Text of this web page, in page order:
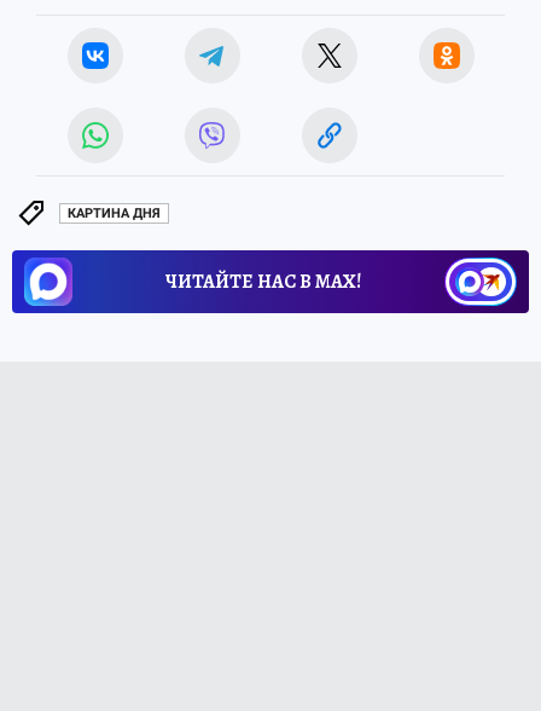
КАРТИНА ДНЯ
ЧИТАЙТЕ НАС В МАХ!